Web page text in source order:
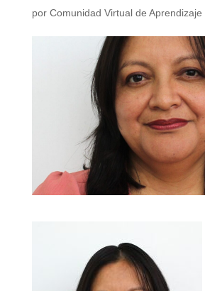
por Comunidad Virtual de Aprendizaje